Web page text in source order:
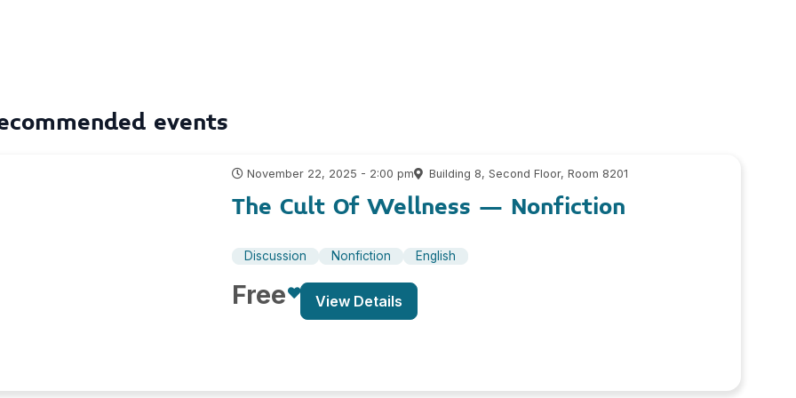
events
November 22, 2025 - 2:00 pm Building 8, Second Floor, Room 8201
The Cult Of Wellness – Nonfiction
Discussion Nonfiction English
Free View Details